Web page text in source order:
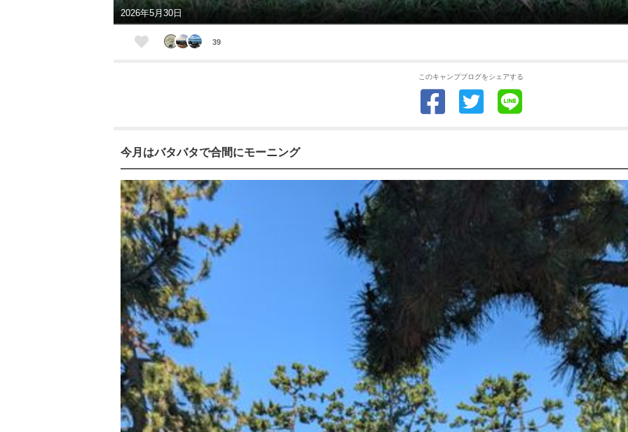
2026年5月30日
39
このキャンプブログをシェアする
今月はバタバタで合間にモーニング